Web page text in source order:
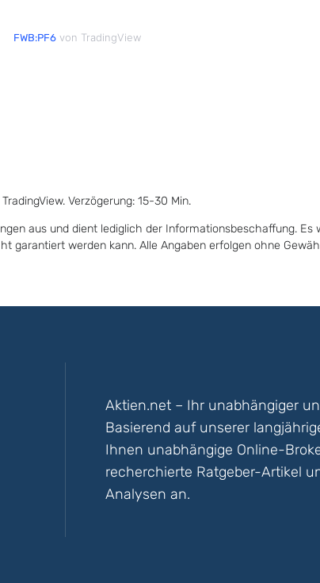
FWB:PF6von TradingView
Verzögerung: 15-30 Min.
aus und dient lediglich der Informationsbeschaffung. Es
garantiert werden kann. Alle Angaben erfolgen ohne
Aktien.net – Ihr unabhängiger
Basierend auf unserer
Ihnen unabhängige Online-
recherchierte Ratgeber-Artikel
Analysen an.